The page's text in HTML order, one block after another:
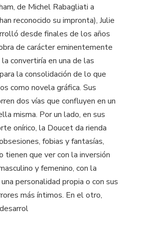
de Michel Rabagliati a
reconocido su impronta), Julie
desde finales de los años
de carácter eminentemente
convertiría en una de las
la consolidación de lo que
como novela gráfica. Sus
dos vías que confluyen en un
misma. Por un lado, en sus
onírico, la Doucet da rienda
fobias y fantasías,
tienen que ver con la inversión
y femenino, con la
personalidad propia o con sus
más íntimos. En el otro,